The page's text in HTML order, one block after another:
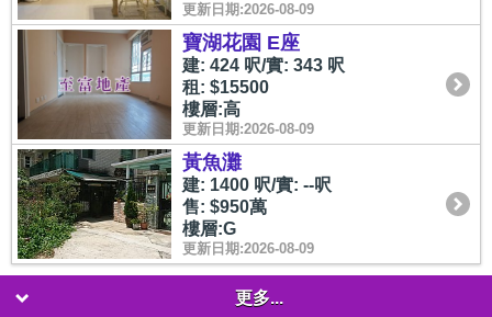
更新日期:2026-08-09
寶湖花園 E座
建: 424 呎/實: 343 呎
租: $15500
樓層:高
更新日期:2026-08-09
黃魚灘
建: 1400 呎/實: --呎
售: $950萬
樓層:G
更新日期:2026-08-09
更多...